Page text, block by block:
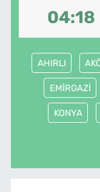
04:18
AHIRLI
EMİRGAZİ
KONYA